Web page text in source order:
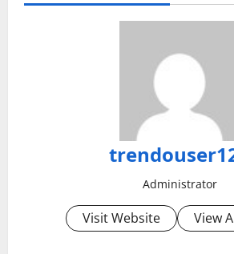
Administrator
Visit Website View